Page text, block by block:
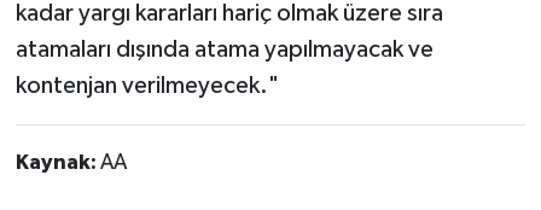
kadar yargı kararları hariç olmak üzere sıra
atamaları dışında atama yapılmayacak ve
kontenjan verilmeyecek."
Kaynak: AA